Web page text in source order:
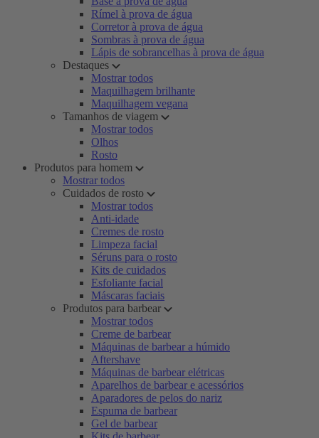
Rímel à prova de água
Corretor à prova de água
Sombras à prova de água
Lápis de sobrancelhas à prova de água
Destaques
Mostrar todos
Maquilhagem brilhante
Maquilhagem vegana
Tamanhos de viagem
Mostrar todos
Olhos
Rosto
Produtos para homem
Mostrar todos
Cuidados de rosto
Mostrar todos
Anti-idade
Cremes de rosto
Limpeza facial
Séruns para o rosto
Kits de cuidados
Esfoliante facial
Máscaras faciais
Produtos para barbear
Mostrar todos
Creme de barbear
Máquinas de barbear a húmido
Aftershave
Máquinas de barbear elétricas
Aparelhos de barbear e acessórios
Aparadores de pelos do nariz
Espuma de barbear
Gel de barbear